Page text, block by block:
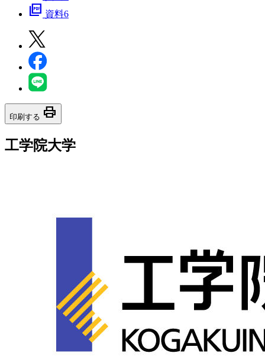
picture_as_pdf 資料6
印刷する print
工学院大学